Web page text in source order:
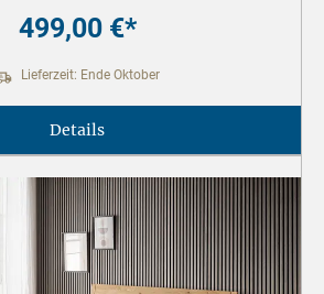
499,00 €*
Lieferzeit: Ende Oktober
Details